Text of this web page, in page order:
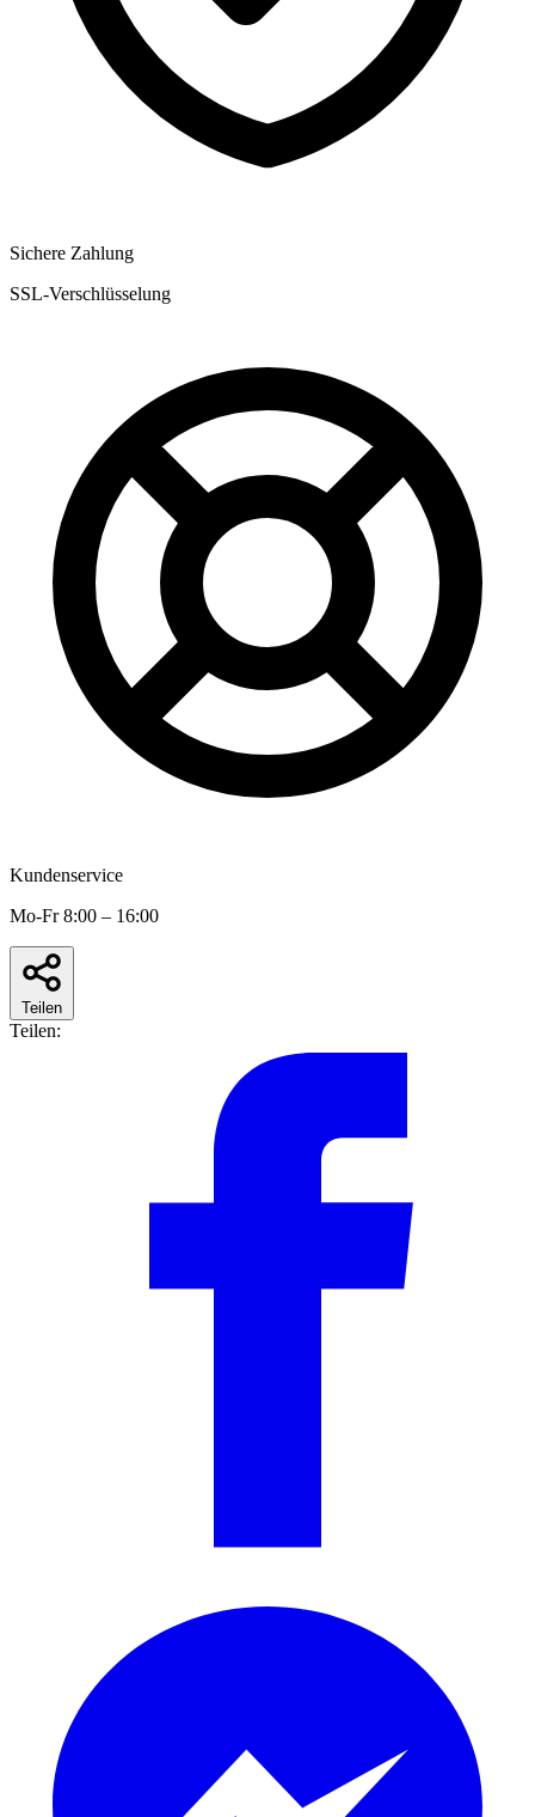
Sichere Zahlung
SSL-Verschlüsselung
Kundenservice
Mo-Fr 8:00 – 16:00
Teilen
Teilen: